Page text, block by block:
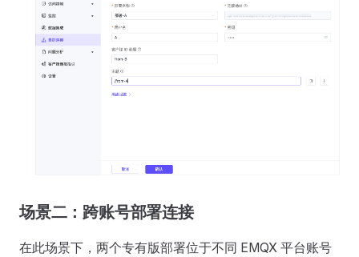
场景二：跨账号部署连接
在此场景下，两个专有版部署位于不同 EMQX 平台账号